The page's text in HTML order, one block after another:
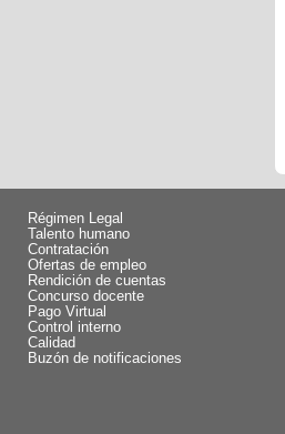
Régimen Legal
Talento humano
Contratación
Ofertas de empleo
Rendición de cuentas
Concurso docente
Pago Virtual
Control interno
Calidad
Buzón de notificaciones